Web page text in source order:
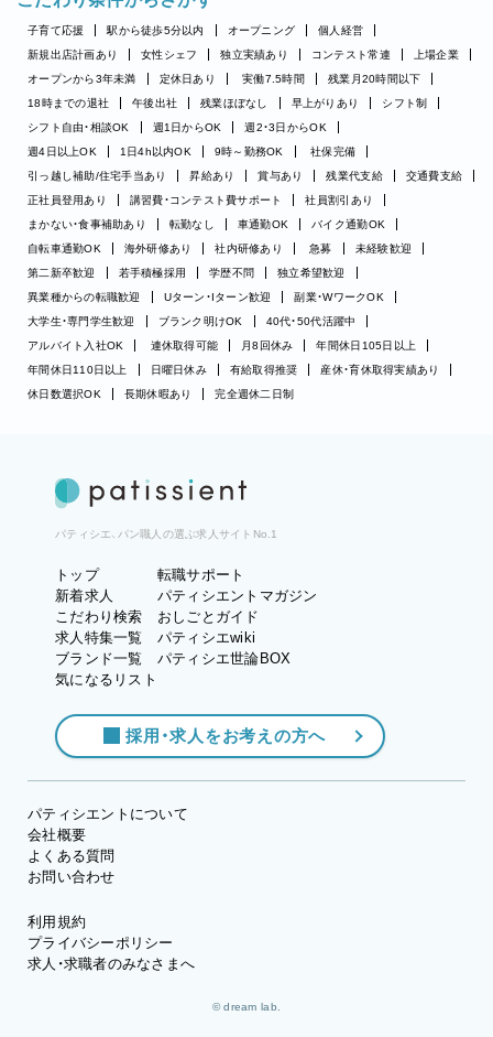
子育て応援 駅から徒歩5分以内 オープニング
個人経営
新規出店計画あり
女性シェフ 独立実績あり コンテスト常連
上場企業
オープンから3年未満
定休日あり 実働7.5時間
残業月20時間以下
18時までの退社
午後出社 残業ほぼなし 早上がりあり
シフト制
シフト自由・相談OK
週1日からOK
週2・3日からOK
週4日以上OK
1日4h以内OK 9時～勤務OK
社保完備
引っ越し補助/住宅手当あり
昇給あり 賞与あり 残業代支給
交通費支給
正社員登用あり
講習費・コンテスト費サポート
社員割引あり
まかない・食事補助あり
転勤なし 車通勤OK
バイク通勤OK
自転車通勤OK
海外研修あり 社内研修あり 急募
未経験歓迎
第二新卒歓迎
若手積極採用 学歴不問
独立希望歓迎
異業種からの転職歓迎
Uターン・Iターン歓迎
副業・WワークOK
大学生・専門学生歓迎
ブランク明けOK
40代・50代活躍中
アルバイト入社OK
連休取得可能 月8回休み
年間休日105日以上
年間休日110日以上
日曜日休み 有給取得推奨
産休・育休取得実績あり
休日数選択OK
長期休暇あり 完全週休二日制
パティシエ、パン職人の選ぶ求人サイトNo.1
トップ
新着求人
こだわり検索
求人特集一覧
ブランド一覧
気になるリスト
転職サポート
パティシエントマガジン
おしごとガイド
パティシエwiki
パティシエ世論BOX
採用・求人をお考えの方へ
パティシエントについて
会社概要
よくある質問
お問い合わせ
利用規約
プライバシーポリシー
求人・求職者のみなさまへ
© dream lab.